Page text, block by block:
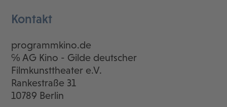
Kontakt
programmkino.de
℅ AG Kino - Gilde deutscher
Filmkunsttheater e.V.
Rankestraße 31
10789 Berlin